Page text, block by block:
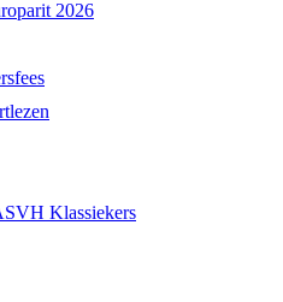
2026
Klassiekers